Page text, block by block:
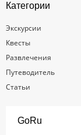
Категории
Экскурсии
Квесты
Развлечения
Путеводитель
Статьи
GoRu